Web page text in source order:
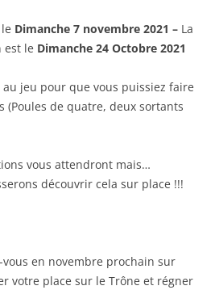
Dimanche 7 novembre 2021 – La
est le Dimanche 24 Octobre 2021
jeu pour que vous puissiez faire
(Poules de quatre, deux sortants
vous attendront mais…
découvrir cela sur place !!!
vous en novembre prochain sur
votre place sur le Trône et régner